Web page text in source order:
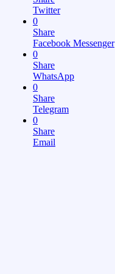
Twitter
0
Share
Facebook Messenger
0
Share
WhatsApp
0
Share
Telegram
0
Share
Email